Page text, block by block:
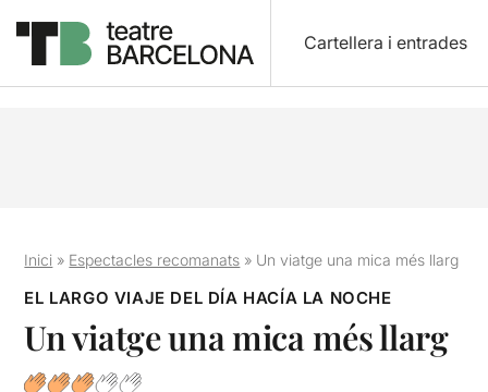
Cartellera i entrades
Inici » Espectacles recomanats » Un viatge una mica més llarg
EL LARGO VIAJE DEL DÍA HACÍA LA NOCHE
Un viatge una mica més llarg